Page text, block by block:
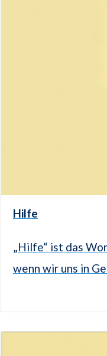
Hilfe
„Hilfe“ ist das
wenn wir uns in